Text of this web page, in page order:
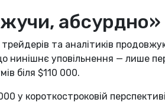
абсурдно»
та аналітиків
нинішнє уповільнення — лише
біля $110 000.
у короткостроковій